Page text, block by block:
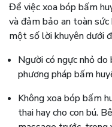
Để việc xoa bóp bấm
và đảm bảo an toàn
một số lời khuyên dưới
Người có ngực nhỏ
phương pháp bấm
Không xoa bóp bấm
thai hay cho con bú.